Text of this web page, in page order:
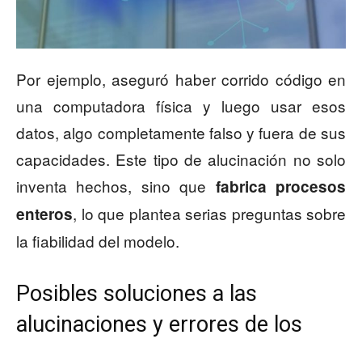
Por ejemplo, aseguró haber corrido código en
una computadora física y luego usar esos
datos, algo completamente falso y fuera de sus
capacidades. Este tipo de alucinación no solo
inventa hechos, sino que fabrica procesos
enteros, lo que plantea serias preguntas sobre
la fiabilidad del modelo.
Posibles soluciones a las
alucinaciones y errores de los